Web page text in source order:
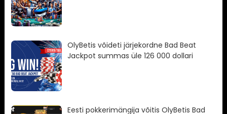
OlyBetis võideti järjekordne Bad Beat
Jackpot summas üle 126 000 dollari
Eesti pokkerimängija võitis OlyBetis Bad